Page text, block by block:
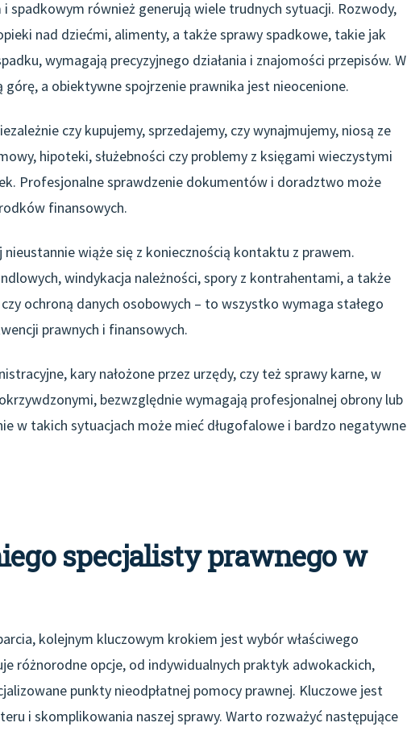
spadkowym również generują wiele trudnych sytuacji. Rozwody,
nad dziećmi, alimenty, a także sprawy spadkowe, takie jak
wymagają precyzyjnego działania i znajomości przepisów. W
a obiektywne spojrzenie prawnika jest nieocenione.
czy kupujemy, sprzedajemy, czy wynajmujemy, niosą ze
hipoteki, służebności czy problemy z księgami wieczystymi
Profesjonalne sprawdzenie dokumentów i doradztwo może
finansowych.
wiąże się z koniecznością kontaktu z prawem.
windykacja należności, spory z kontrahentami, a także
ochroną danych osobowych – to wszystko wymaga stałego
prawnych i finansowych.
kary nałożone przez urzędy, czy też sprawy karne, w
bezwzględnie wymagają profesjonalnej obrony lub
w takich sytuacjach może mieć długofalowe i bardzo negatywne
specjalisty prawnego w
kolejnym kluczowym krokiem jest wybór właściwego
różnorodne opcje, od indywidualnych praktyk adwokackich,
punkty nieodpłatnej pomocy prawnej. Kluczowe jest
i skomplikowania naszej sprawy. Warto rozważyć następujące